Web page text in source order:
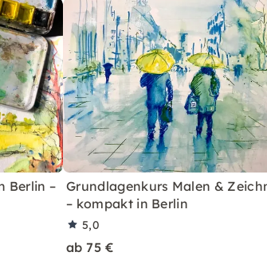
Berlin –
Grundlagenkurs Malen &
– kompakt in Berlin
5,0
ab 75 €